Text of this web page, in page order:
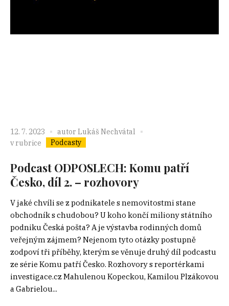
12. 7. 2023 autor Lukáš Nechvátal
v rubrice
Podcasty
Podcast ODPOSLECH: Komu patří
Česko, díl 2. – rozhovory
V jaké chvíli se z podnikatele s nemovitostmi stane
obchodník s chudobou? U koho končí miliony státního
podniku Česká pošta? A je výstavba rodinných domů
veřejným zájmem? Nejenom tyto otázky postupně
zodpoví tři příběhy, kterým se věnuje druhý díl podcastu
ze série Komu patří Česko. Rozhovory s reportérkami
investigace.cz Mahulenou Kopeckou, Kamilou Plzákovou
a Gabrielou...